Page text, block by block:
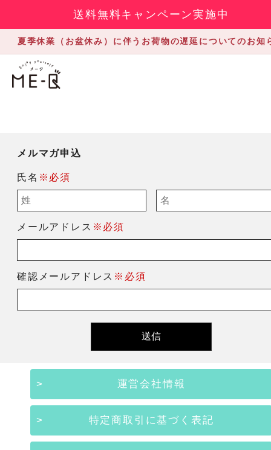
送料無料キャンペーン実施中
夏季休業（お盆休み）に伴うお荷物の遅延についてのお知
メルマガ申込
氏名 ※必須
メールアドレス ※必須
確認メールアドレス ※必須
運営会社情報
特定商取引に基づく表記